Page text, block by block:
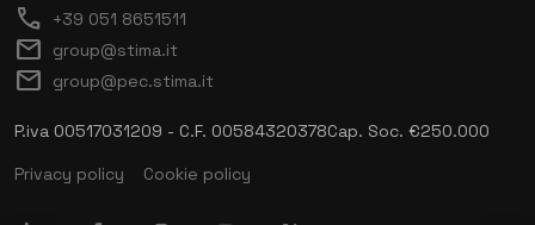
call +39 051 8651511
mail group@stima.it
mail group@pec.stima.it
P.iva 00517031209 - C.F. 00584320378Cap. Soc. €250.000
Privacy policy
Cookie policy